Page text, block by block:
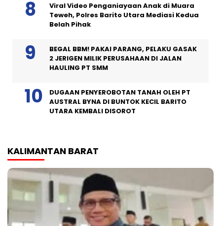
Viral Video Penganiayaan Anak di Muara
Teweh, Polres Barito Utara Mediasi Kedua
Belah Pihak
BEGAL BBM! PAKAI PARANG, PELAKU GASAK
2 JERIGEN MILIK PERUSAHAAN DI JALAN
HAULING PT SMM
DUGAAN PENYEROBOTAN TANAH OLEH PT
AUSTRAL BYNA DI BUNTOK KECIL BARITO
UTARA KEMBALI DISOROT
KALIMANTAN BARAT